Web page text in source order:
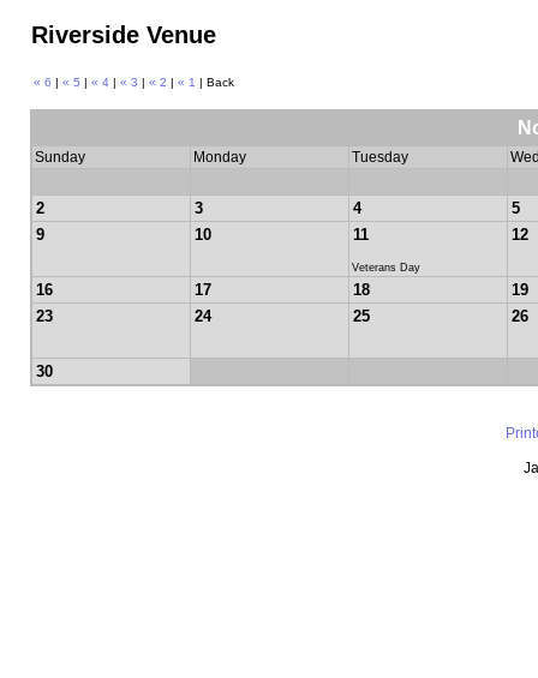
Riverside Venue
« 6 | « 5 | « 4| « 3 | « 2 | « 1 | Back
Sunday Monday Tuesday
2 3 4
5
9
10 11
Veterans Day
12
16 17 18
19
23
24 25 26
30